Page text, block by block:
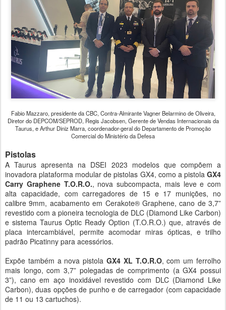
Fabio Mazzaro, presidente da CBC, Contra-Almirante Vagner Belarmino de Oliveira,
Diretor do DEPCOM/SEPROD, Regis Jacobsen, Gerente de Vendas Internacionais da
Taurus, e Arthur Diniz Marra, coordenador-geral do Departamento de Promoção
Comercial do Ministério da Defesa
Pistolas
A Taurus apresenta na DSEI 2023 modelos que compõem a
inovadora plataforma modular de pistolas GX4, como a pistola GX4
Carry Graphene T.O.R.O., nova subcompacta, mais leve e com
alta capacidade, com carregadores de 15 e 17 munições, no
calibre 9mm, acabamento em Cerakote® Graphene, cano de 3,7”
revestido com a pioneira tecnologia de DLC (Diamond Like Carbon)
e sistema Taurus Optic Ready Option (T.O.R.O.) que, através de
placa intercambiável, permite acomodar miras ópticas, e trilho
padrão Picatinny para acessórios.
Expõe também a nova pistola GX4 XL T.O.R.O, com um ferrolho
mais longo, com 3,7” polegadas de comprimento (a GX4 possui
3”), cano em aço inoxidável revestido com DLC (Diamond Like
Carbon), duas opções de punho e de carregador (com capacidade
de 11 ou 13 cartuchos).